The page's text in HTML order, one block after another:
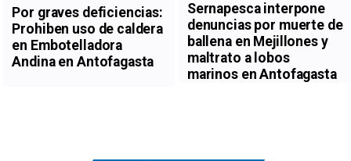
Por graves deficiencias:
Prohiben uso de caldera
en Embotelladora
Andina en Antofagasta
Sernapesca interpone
denuncias por muerte de
ballena en Mejillones y
maltrato a lobos
marinos en Antofagasta